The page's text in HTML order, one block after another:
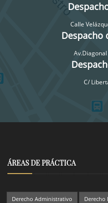
Calle
Despacho
Av.Diagonal
C/
ÁREAS DE PRÁCTICA
Derecho Administrativo Derecho